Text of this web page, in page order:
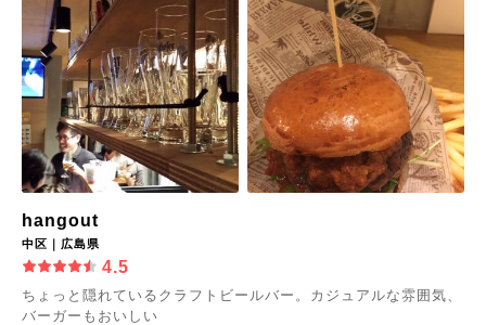
hangout
中区｜広島県
4.5
ちょっと隠れているクラフトビールバー。カジュアルな雰囲気、
バーガーもおいしい